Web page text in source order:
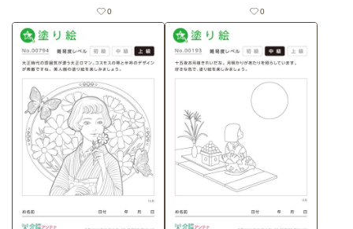
け介護レク素材 2026年9月の美
人画の塗り絵カレンダー「ホウ
センカと着物姿の女性」（カレ
ンダー作り・上級）です。 関連
キーワード：ほうせんか・鳳仙
花・爪紅・折り鶴・つる・着
物・和装・和服・婦人・大正ロ
マン
0
け介護レク素材（音読・言葉遊
びゲーム・中級）です。
0